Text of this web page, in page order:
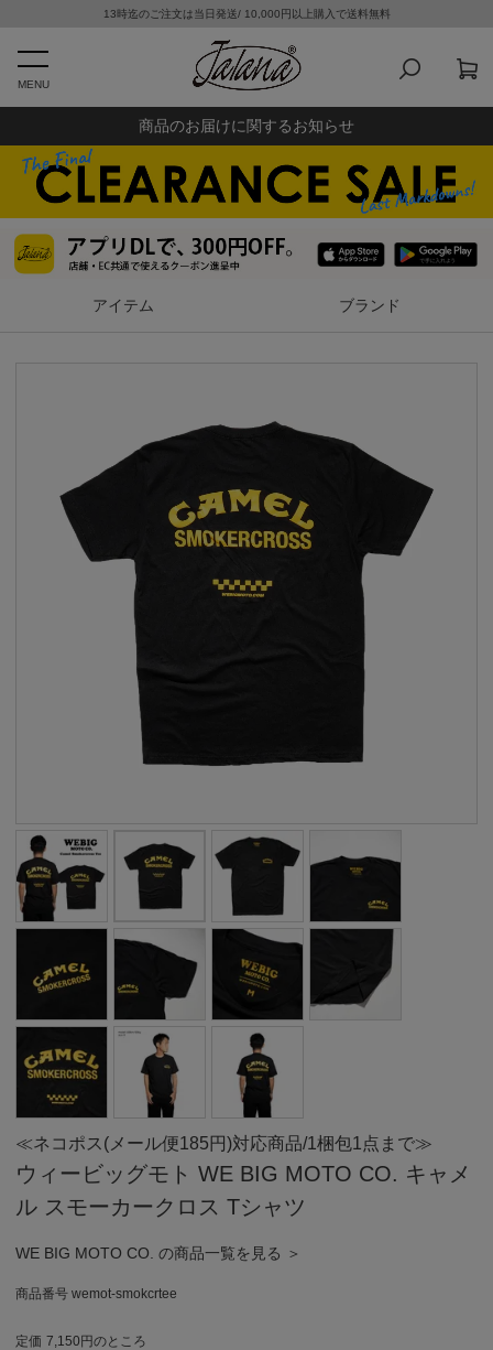
13時迄のご注文は当日発送/ 10,000円以上購入で送料無料
MENU
商品のお届けに関するお知らせ
アイテム ブランド
≪ネコポス(メール便185円)対応商品/1梱包1点まで≫
ウィービッグモト WE BIG MOTO CO. キャメ
ル スモーカークロス Tシャツ
WE BIG MOTO CO. の商品一覧を見る ＞
商品番号 wemot-smokcrtee
定価 7,150 のところ